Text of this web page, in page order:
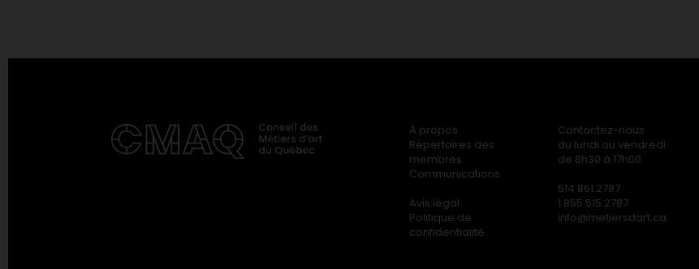
À propos
Répertoires des
membres
Communications
Avis légal
Politique de
confidentialité
Contactez-nous
du lundi au vendredi
de 8h30 à 17h00
514 861.2787
1 855 515.2787
info@metiersdart.ca